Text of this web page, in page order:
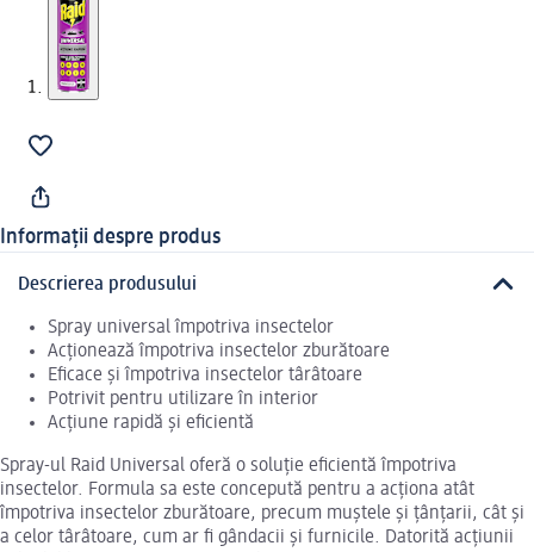
Informații despre produs
Descrierea produsului
Spray universal împotriva insectelor
Acționează împotriva insectelor zburătoare
Eficace și împotriva insectelor târâtoare
Potrivit pentru utilizare în interior
Acțiune rapidă și eficientă
Spray-ul Raid Universal oferă o soluție eficientă împotriva
insectelor. Formula sa este concepută pentru a acționa atât
împotriva insectelor zburătoare, precum muștele și țânțarii, cât și
a celor târâtoare, cum ar fi gândacii și furnicile. Datorită acțiunii